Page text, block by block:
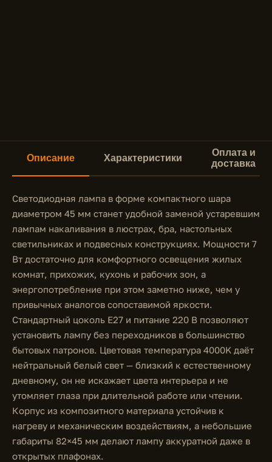
Описание Характеристики
Оплата и
доставка
Светодиодная лампа в форме компактного шара
диаметром 45 мм станет удобной заменой устаревшим
лампам накаливания в люстрах, бра, настольных
светильниках и подвесных конструкциях. Мощности 7
Вт достаточно для комфортного освещения жилых
комнат, прихожих, кухонь и рабочих зон, а
энергопотребление при этом заметно ниже, чем у
привычных аналогов сопоставимой яркости.
Стандартный цоколь E27 и питание 220 В позволяют
установить лампу без переходников в большинство
бытовых патронов. Цветовая температура 4000K даёт
нейтральный белый свет — близкий к естественному
дневному, он не искажает цвета интерьера и не
утомляет глаза при длительной работе или чтении.
Корпус из композитного материала устойчив к
нагреву и механическим воздействиям, а небольшие
габариты 82×45 мм делают лампу аккуратной даже в
открытых плафонах.